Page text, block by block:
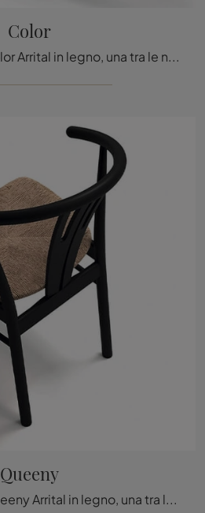
Color
Con questa sedia Color Arrital in legno, una tra le nostre sedute fisse design, potrai arricchire i tuoi spazi.
Queeny
Con questa sedia Queeny Arrital in legno, una tra le nostre sedute fisse moderne, potrai arricchire i tuoi spazi.